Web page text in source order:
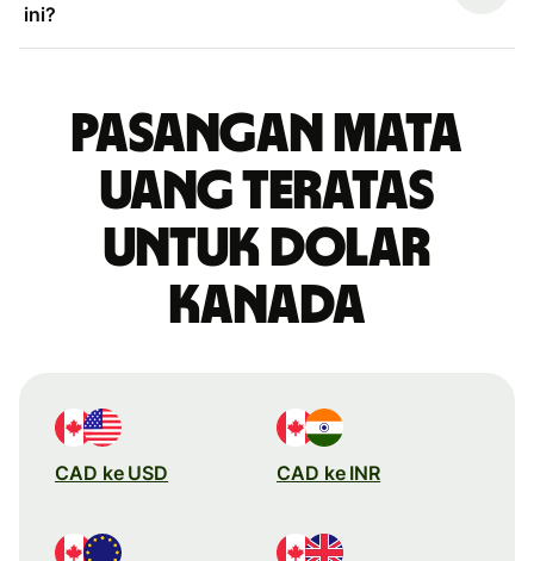
ini?
Pasangan mata
uang teratas
untuk dolar
Kanada
CAD ke USD CAD ke INR